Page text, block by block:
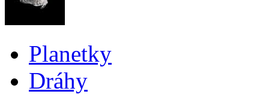
Planetky
Dráhy